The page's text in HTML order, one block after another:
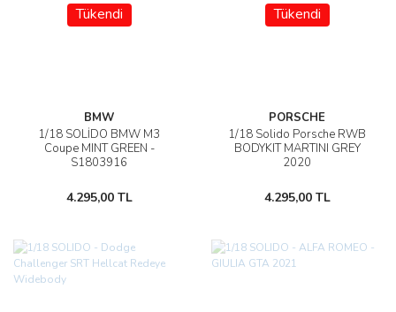
Tükendi
BMW
1/18 SOLİDO BMW M3
Coupe MINT GREEN -
S1803916
4.295,00 TL
Tükendi
PORSCHE
1/18 Solido Porsche RWB
BODYKIT MARTINI GREY
2020
4.295,00 TL